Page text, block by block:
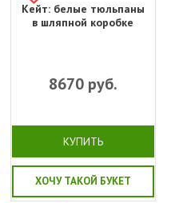
Кейт: белые тюльпаны
в шляпной коробке
8670руб.
КУПИТЬ
ХОЧУ ТАКОЙ БУКЕТ